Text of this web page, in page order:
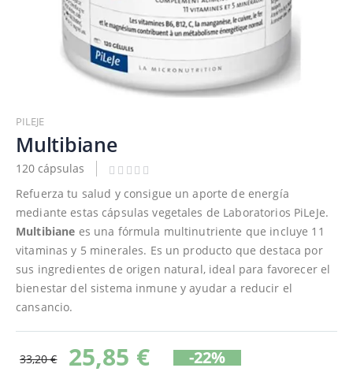
al
comienzo
de
la
galería
imágenes
PILEJE
Multibiane
120 cápsulas
Refuerza tu salud y consigue un aporte de energía
mediante estas cápsulas vegetales de Laboratorios PiLeJe.
Multibiane es una fórmula multinutriente que incluye 11
vitaminas y 5 minerales. Es un producto que destaca por
sus ingredientes de origen natural, ideal para favorecer el
bienestar del sistema inmune y ayudar a reducir el
cansancio.
33,20 € 25,85 € -22%